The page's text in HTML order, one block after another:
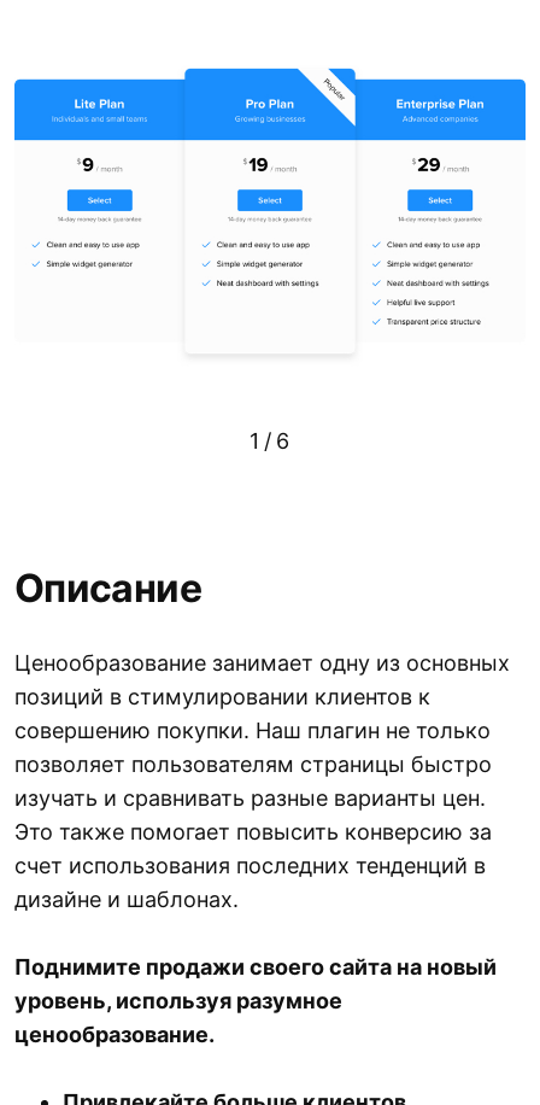
1 / 6
Описание
Ценообразование занимает одну из основных
позиций в стимулировании клиентов к
совершению покупки. Наш плагин не только
позволяет пользователям страницы быстро
изучать и сравнивать разные варианты цен.
Это также помогает повысить конверсию за
счет использования последних тенденций в
дизайне и шаблонах.
Поднимите продажи своего сайта на новый
уровень, используя разумное
ценообразование.